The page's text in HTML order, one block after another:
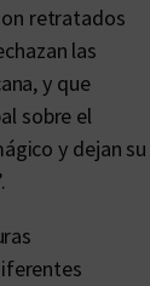
retratados
las
y que
sobre el
y dejan su